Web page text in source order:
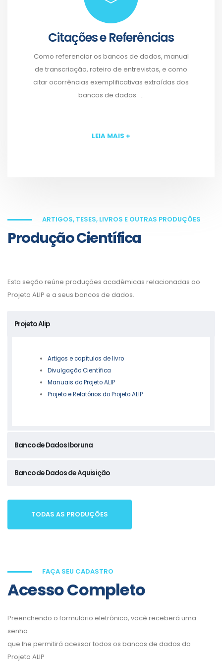
Citações e Referências
Como referenciar os bancos de dados, manual
de transcriação, roteiro de entrevistas, e como
citar ocorrências exemplificativas extraídas dos
bancos de dados. ...
LEIA MAIS +
ARTIGOS, TESES, LIVROS E OUTRAS PRODUÇÕES
Produção Científica
Esta seção reúne produções acadêmicas relacionadas ao
Projeto ALIP e a seus bancos de dados.
Projeto Alip
Artigos e capítulos de livro
Divulgação Científica
Manuais do Projeto ALIP
Projeto e Relatórios do Projeto ALIP
Banco de Dados Iboruna
Banco de Dados de Aquisição
TODAS AS PRODUÇÕES
FAÇA SEU CADASTRO
Acesso Completo
Preenchendo o formulário eletrônico, você receberá uma
senha
que lhe permitirá acessar todos os bancos de dados do
Projeto ALIP